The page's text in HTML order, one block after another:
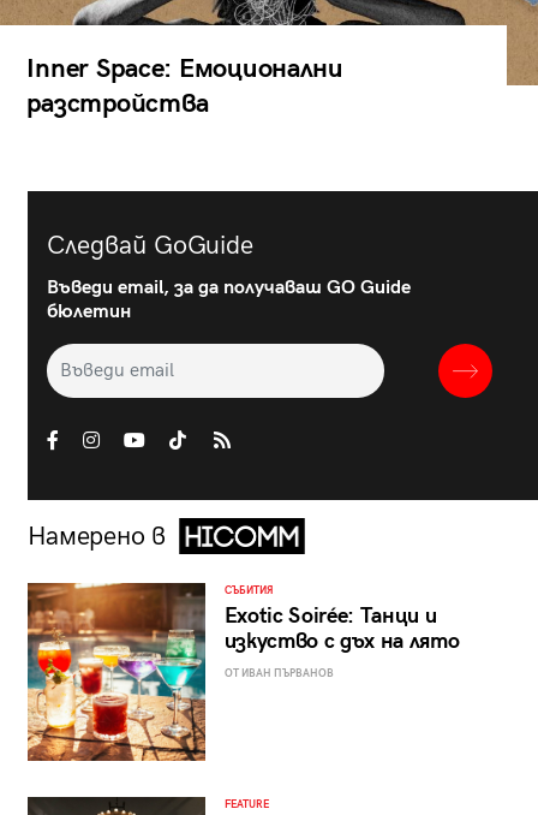
Inner Space: Емоционални
разстройства
Следвай GoGuide
Въведи email, за да получаваш GO Guide
бюлетин
Намерено в
СЪБИТИЯ
Exotic Soirée: Танци и
изкуство с дъх на лято
ОТ ИВАН ПЪРВАНОВ
FEATURE